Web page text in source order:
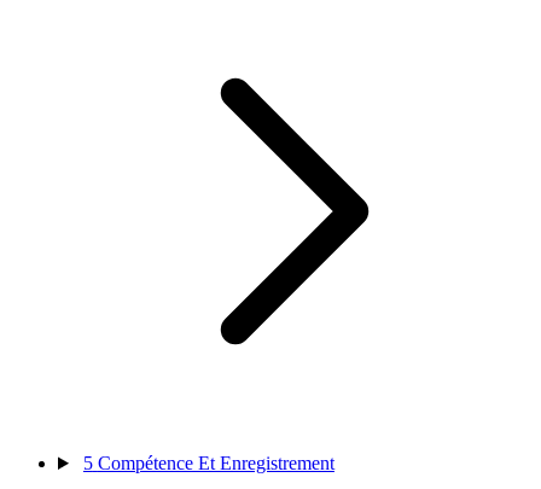
5 Compétence Et Enregistrement